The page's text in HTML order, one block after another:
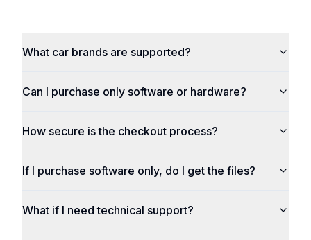
What car brands are supported?
Can I purchase only software or hardware?
How secure is the checkout process?
If I purchase software only, do I get the files?
What if I need technical support?